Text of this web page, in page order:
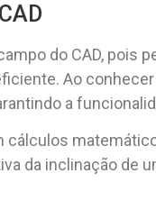
do CAD, pois
Ao
a
da inclinação de